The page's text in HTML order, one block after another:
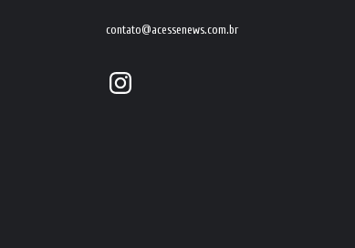
contato@acessenews.com.br
Instagram